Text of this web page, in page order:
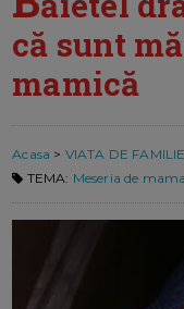
că sunt
mamică
Acasa > VIATA DE FAMILIE
TEMA: Meseria de mama